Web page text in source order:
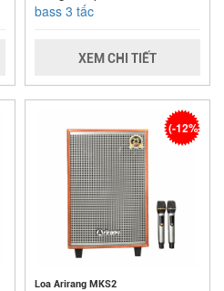
bass 3 tấc
XEM CHI TIẾT
Loa Arirang MKS2
(-12%)